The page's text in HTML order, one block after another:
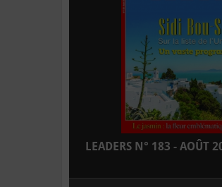
LEADERS N° 183 - AOÛT